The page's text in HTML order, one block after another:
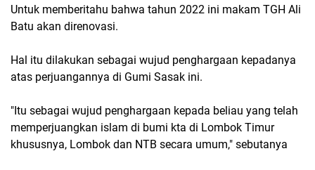
Untuk memberitahu bahwa tahun 2022 ini makam TGH Ali
Batu akan direnovasi.
Hal itu dilakukan sebagai wujud penghargaan kepadanya
atas perjuangannya di Gumi Sasak ini.
"Itu sebagai wujud penghargaan kepada beliau yang telah
memperjuangkan islam di bumi kta di Lombok Timur
khususnya, Lombok dan NTB secara umum," sebutanya